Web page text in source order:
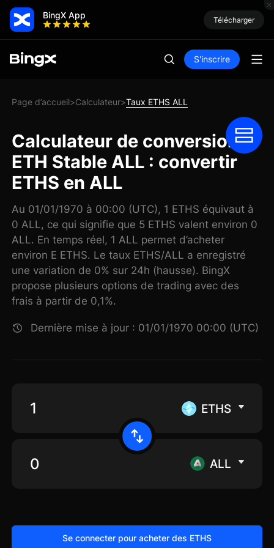
BingX App Télécharger
S'inscrire
Page d’accueil>Calculateur>Taux ETHS ALL
Calculateur de conversion
ETH Stable ALL : convertir
ETHS en ALL
Au 01/01/1970 à 00:00 (UTC), 1 ETHS équivaut à
0 ALL, ce qui signifie que 5 ETHS valent environ 0
ALL. En temps réel, 1 ALL permet d’acheter
environ E ETHS. Le taux ETHS/ALL a enregistré
une variation de 0% sur 24h (hausse). BingX
propose plusieurs options de trading avec des
frais à partir de 0,1%.
Dernière mise à jour : 01/01/1970 00:00 (UTC)
ETHS
ALL
Se connecter pour acheter des ETHS